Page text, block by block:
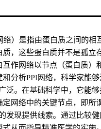
络）是指由蛋白质之间的
，这些蛋白质并不是孤立
作网络以节点（蛋白质）
分析PPI网络，科学家能
泛。在基础科学中，它能
网络中的关键节点，即所
发现提供线索。通过比较